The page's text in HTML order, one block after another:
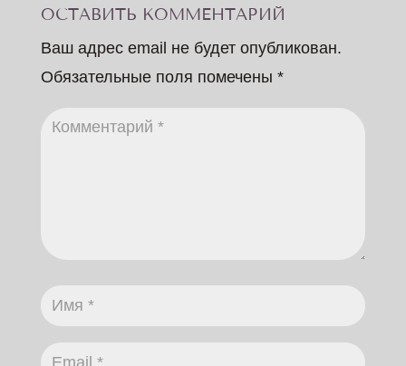
ОСТАВИТЬ КОММЕНТАРИЙ
Ваш адрес email не будет опубликован.
Обязательные поля помечены *